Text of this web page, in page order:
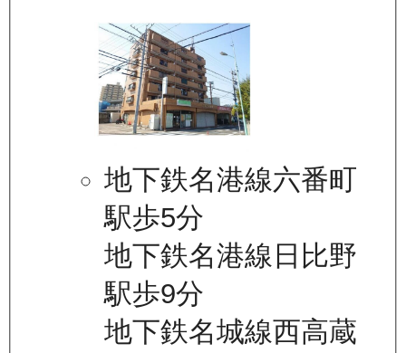
地下鉄名港線六番町
駅歩5分
地下鉄名港線日比野
駅歩9分
地下鉄名城線西高蔵